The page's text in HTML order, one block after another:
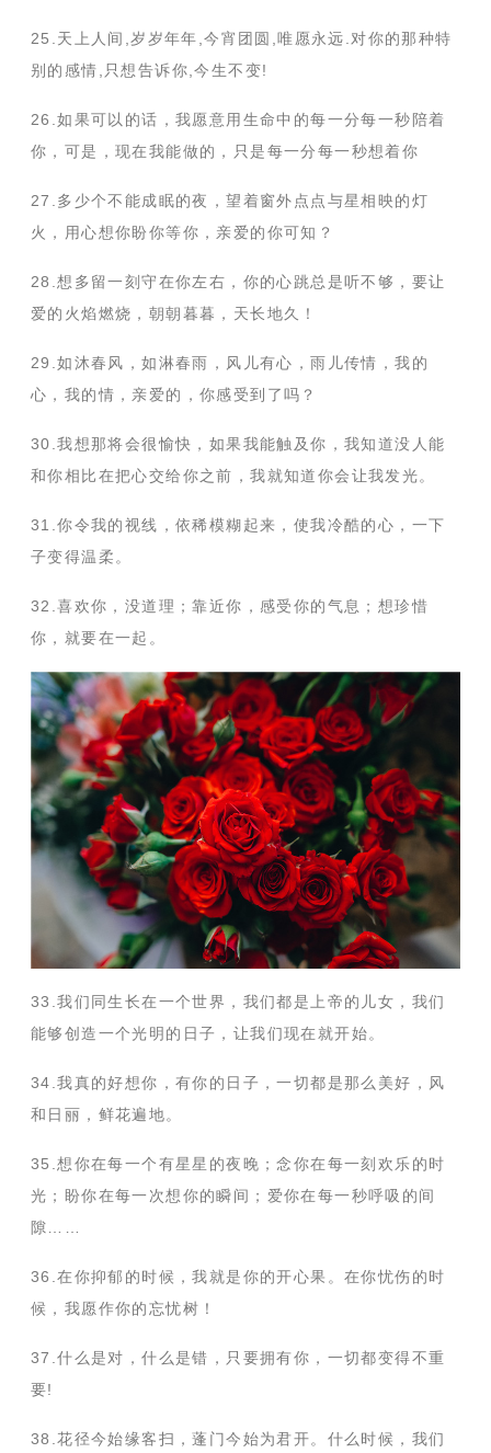
25.天上人间,岁岁年年,今宵团圆,唯愿永远.对你的那种特
别的感情,只想告诉你,今生不变!
26.如果可以的话，我愿意用生命中的每一分每一秒陪着
你，可是，现在我能做的，只是每一分每一秒想着你
27.多少个不能成眠的夜，望着窗外点点与星相映的灯
火，用心想你盼你等你，亲爱的你可知？
28.想多留一刻守在你左右，你的心跳总是听不够，要让
爱的火焰燃烧，朝朝暮暮，天长地久！
29.如沐春风，如淋春雨，风儿有心，雨儿传情，我的
心，我的情，亲爱的，你感受到了吗？
30.我想那将会很愉快，如果我能触及你，我知道没人能
和你相比在把心交给你之前，我就知道你会让我发光。
31.你令我的视线，依稀模糊起来，使我冷酷的心，一下
子变得温柔。
32.喜欢你，没道理；靠近你，感受你的气息；想珍惜
你，就要在一起。
33.我们同生长在一个世界，我们都是上帝的儿女，我们
能够创造一个光明的日子，让我们现在就开始。
34.我真的好想你，有你的日子，一切都是那么美好，风
和日丽，鲜花遍地。
35.想你在每一个有星星的夜晚；念你在每一刻欢乐的时
光；盼你在每一次想你的瞬间；爱你在每一秒呼吸的间
隙……
36.在你抑郁的时候，我就是你的开心果。在你忧伤的时
候，我愿作你的忘忧树！
37.什么是对，什么是错，只要拥有你，一切都变得不重
要!
38.花径今始缘客扫，蓬门今始为君开。什么时候，我们